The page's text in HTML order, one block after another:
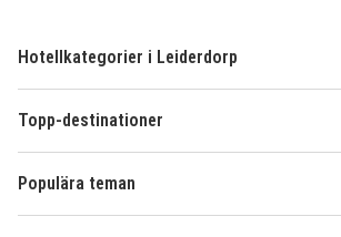
Hotellkategorier i Leiderdorp
Topp-destinationer
Populära teman